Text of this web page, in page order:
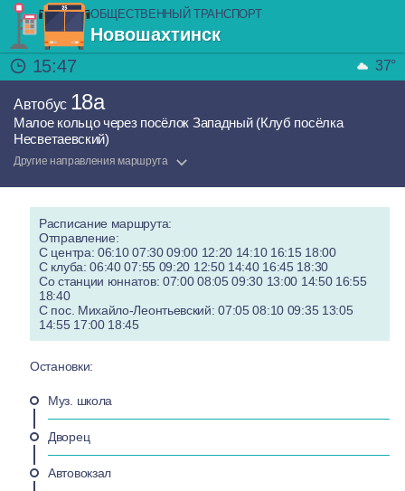
ОБЩЕСТВЕННЫЙ ТРАНСПОРТ
Новошахтинск
15:47
37°
Автобус 18а
Малое кольцо через посёлок Западный (Клуб посёлка
Несветаевский)
Другие направления маршрута
Расписание маршрута:
Отправление:
С центра: 06:10 07:30 09:00 12:20 14:10 16:15 18:00
С клуба: 06:40 07:55 09:20 12:50 14:40 16:45 18:30
Со станции юннатов: 07:00 08:05 09:30 13:00 14:50 16:55
18:40
С пос. Михайло-Леонтьевский: 07:05 08:10 09:35 13:05
14:55 17:00 18:45
Остановки:
Муз. школа
Дворец
Автовокзал